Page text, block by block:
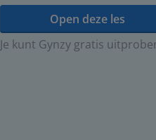
Open deze les
Je kunt Gynzy gratis